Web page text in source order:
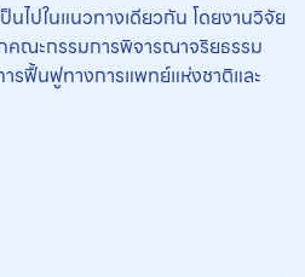
นไปในแนวทางเดียวกัน โดยงานวิจัย
คณะกรรมการพิจารณาจริยธรรม
รฟื้นฟูทางการแพทย์แห่งชาติและ